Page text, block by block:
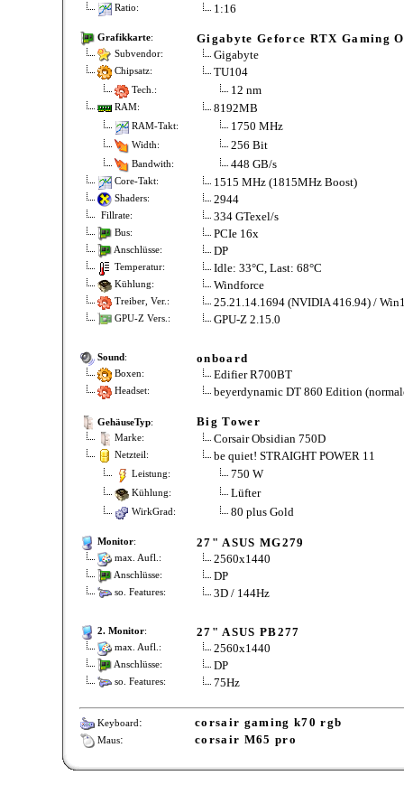
Ratio: 1:16
Grafikkarte: Gigabyte Geforce RTX Gaming
Subvendor: Gigabyte
Chipsatz: TU104
Tech.: 12 nm
RAM: 8192MB
RAM-Takt: 1750 MHz
Width: 256 Bit
Bandwith: 448 GB/s
Core-Takt: 1515 MHz (1815MHz Boost)
Shaders: 2944
Fillrate: 334 GTexel/s
Bus: PCIe 16x
Anschlüsse: DP
Temperatur: Idle: 33°C, Last: 68°C
Kühlung: Windforce
Treiber, Ver.: 25.21.14.1694 (NVIDIA 416.94) /
GPU-Z Vers.: GPU-Z 2.15.0
Sound: onboard
Boxen: Edifier R700BT
Headset: beyerdynamic DT 860 Edition
GehäuseTyp: Big Tower
Marke: Corsair Obsidian 750D
Netzteil: be quiet! STRAIGHT POWER 11
Leistung: 750 W
Kühlung: Lüfter
WirkGrad: 80 plus Gold
Monitor: 27" ASUS MG279
max. Aufl.: 2560x1440
Anschlüsse: DP
so. Features: 3D / 144Hz
2. Monitor: 27" ASUS PB277
max. Aufl.: 2560x1440
Anschlüsse: DP
so. Features: 75Hz
Keyboard: corsair gaming k70 rgb
Maus: corsair M65 pro